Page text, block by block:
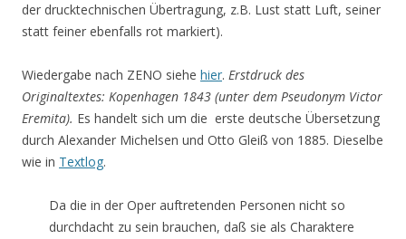
der drucktechnischen Übertragung, z.B. Lust statt Luft, seiner
statt feiner ebenfalls rot markiert).
Wiedergabe nach ZENO siehe hier. Erstdruck des
Originaltextes: Kopenhagen 1843 (unter dem Pseudonym Victor
Eremita). Es handelt sich um die erste deutsche Übersetzung
durch Alexander Michelsen und Otto Gleiß von 1885. Dieselbe
wie in Textlog.
Da die in der Oper auftretenden Personen nicht so
durchdacht zu sein brauchen, daß sie als Charaktere